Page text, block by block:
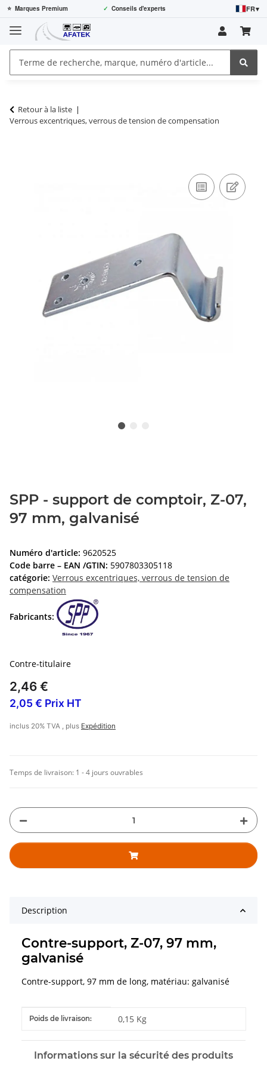
⭐ Marques Premium ✓ Conseils d'experts FR▾
Retour à la liste
Verrous excentriques, verrous de tension de compensation
SPP - support de comptoir, Z-07,
97 mm, galvanisé
Numéro d'article: 9620525
Code barre – EAN /GTIN: 5907803305118
catégorie: Verrous excentriques, verrous de tension de
compensation
Fabricants:
Contre-titulaire
2,46 €
2,05 € Prix HT
inclus 20% TVA , plus Expédition
Temps de livraison: 1 - 4 jours ouvrables
Description
Contre-support, Z-07, 97 mm,
galvanisé
Contre-support, 97 mm de long, matériau: galvanisé
#productDetails.itemInformation#
#productDetails.itemValue#
Poids de livraison: 0,15 Kg
Informations sur la sécurité des produits